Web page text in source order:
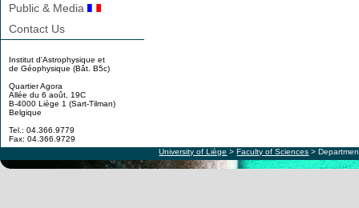
Public & Media
Contact Us
Institut d'Astrophysique et
de Géophysique (Bât. B5c)
Quartier Agora
Allée du 6 août, 19C
B-4000 Liège 1 (Sart-Tilman)
Belgique
Tel.: 04.366.9779
Fax: 04.366.9729
University of Liège >Faculty of Sciences >